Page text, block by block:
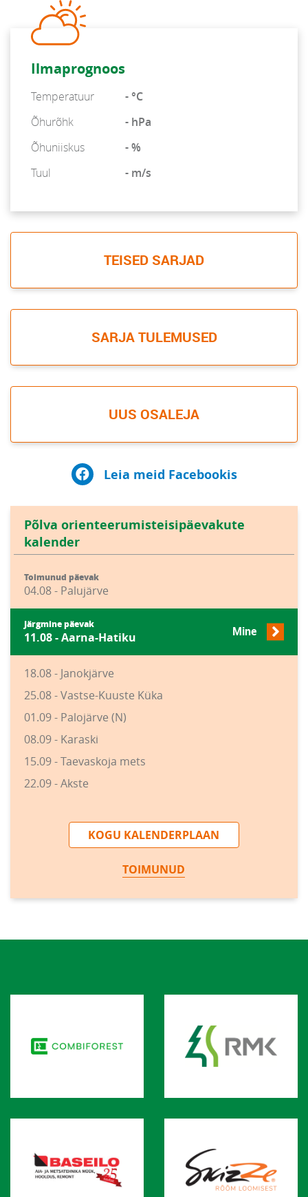
Ilmaprognoos
Temperatuur
- °C
Õhurõhk
- hPa
Õhuniiskus
- %
Tuul
- m/s
TEISED SARJAD
SARJA TULEMUSED
UUS OSALEJA
Leia meid Facebookis
Põlva orienteerumisteisipäevakute
kalender
Toimunud päevak
04.08 - Palujärve
Järgmine päevak
11.08 - Aarna-Hatiku Mine
18.08 - Janokjärve
25.08 - Vastse-Kuuste Küka
01.09 - Palojärve (N)
08.09 - Karaski
15.09 - Taevaskoja mets
22.09 - Akste
KOGU KALENDERPLAAN
TOIMUNUD